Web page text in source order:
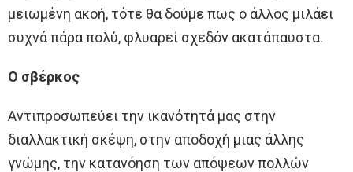
μειωμένη ακοή, τότε θα δούμε πως ο άλλος μιλάει
συχνά πάρα πολύ, φλυαρεί σχεδόν ακατάπαυστα.
Ο σβέρκος
Αντιπροσωπεύει την ικανότητά μας στην
διαλλακτική σκέψη, στην αποδοχή μιας άλλης
γνώμης, την κατανόηση των απόψεων πολλών